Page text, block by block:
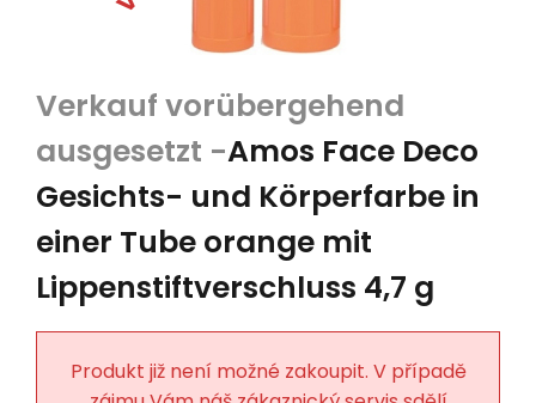
Amos Face Deco
Gesichts- und Körperfarbe in
einer Tube orange mit
Lippenstiftverschluss 4,7 g
Produkt již není možné zakoupit. V případě